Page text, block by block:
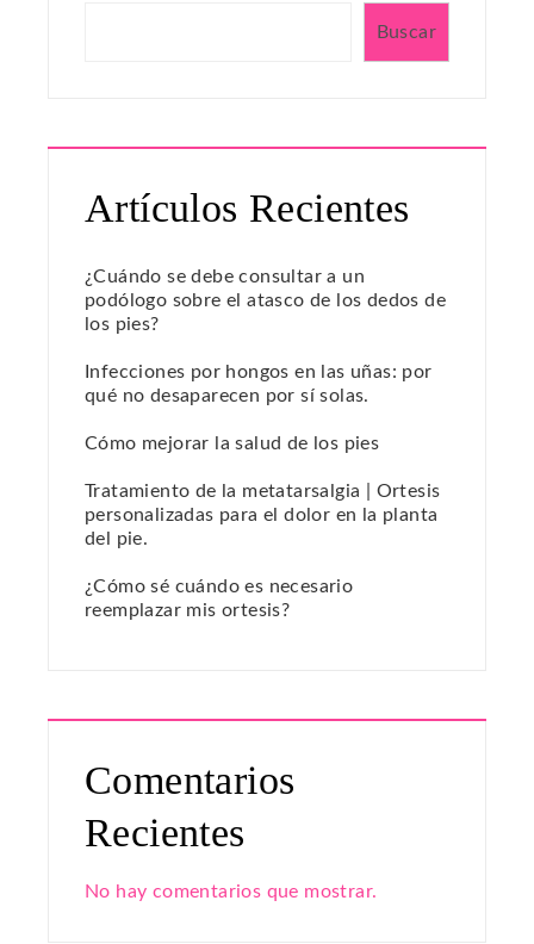
Buscar
Artículos Recientes
¿Cuándo se debe consultar a un
podólogo sobre el atasco de los dedos de
los pies?
Infecciones por hongos en las uñas: por
qué no desaparecen por sí solas.
Cómo mejorar la salud de los pies
Tratamiento de la metatarsalgia | Ortesis
personalizadas para el dolor en la planta
del pie.
¿Cómo sé cuándo es necesario
reemplazar mis ortesis?
Comentarios
Recientes
No hay comentarios que mostrar.